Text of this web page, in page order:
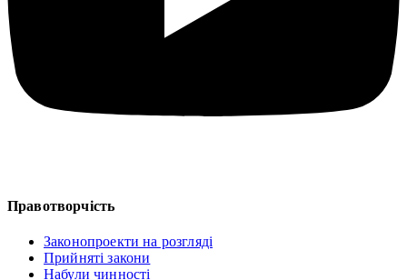
Правотворчість
Законопроекти на розгляді
Прийняті закони
Набули чинності